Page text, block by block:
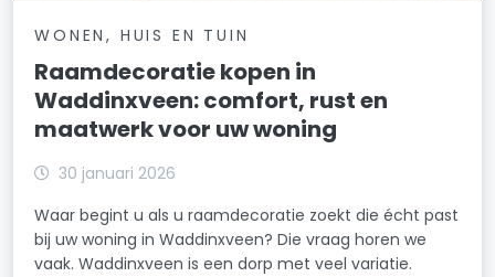
WONEN, HUIS EN TUIN
Raamdecoratie kopen in
Waddinxveen: comfort, rust en
maatwerk voor uw woning
30 januari 2026
Waar begint u als u raamdecoratie zoekt die écht past
bij uw woning in Waddinxveen? Die vraag horen we
vaak. Waddinxveen is een dorp met veel variatie.